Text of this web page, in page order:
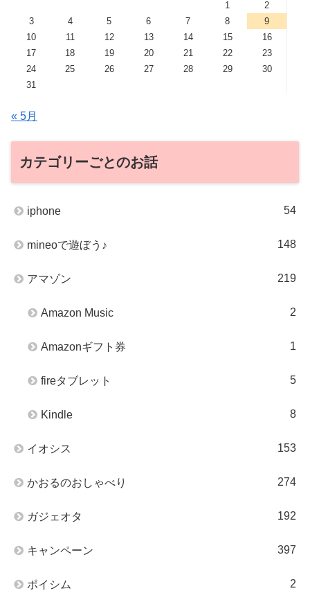
1
2
3
4 5 6 7 8
9
10
11 12 13 14 15
16
17
18 19 20 21 22
23
24
25 26 27 28 29
30
31
« 5月
カテゴリーごとのお話
iphone 54
mineoで遊ぼう♪ 148
アマゾン 219
Amazon Music 2
Amazonギフト券 1
fireタブレット 5
Kindle 8
イオシス 153
かおるのおしゃべり 274
ガジェオタ 192
キャンペーン 397
ポイシム 2